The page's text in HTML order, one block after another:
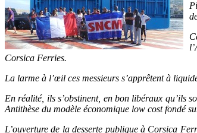
Corsica Ferries.
La larme à l’œil ces messieurs s’apprêtent à
En réalité, ils s’obstinent, en bon libéraux qu’ils
Antithèse du modèle économique low cost fondé
L’ouverture de la desserte publique à Corsica